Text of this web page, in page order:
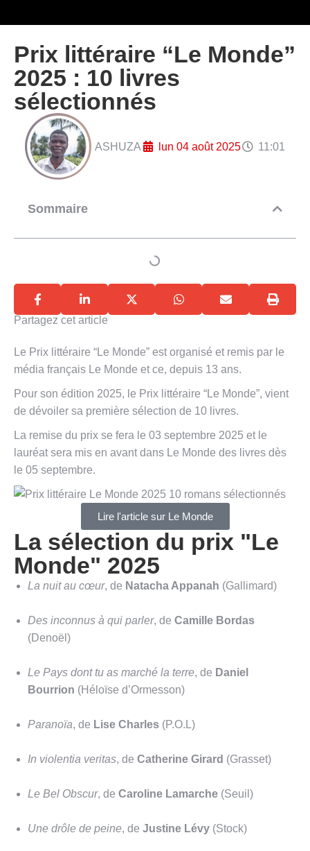
Prix littéraire “Le Monde”
2025 : 10 livres
sélectionnés
ASHUZA lun 04 août 2025 11:01
Sommaire
Partagez cet article
Le Prix littéraire “Le Monde” est organisé et remis par le
média français Le Monde et ce, depuis 13 ans.
Pour son édition 2025, le Prix littéraire “Le Monde”, vient
de dévoiler sa première sélection de 10 livres.
La remise du prix se fera le 03 septembre 2025 et le
lauréat sera mis en avant dans Le Monde des livres dès
le 05 septembre.
Lire l'article sur Le Monde
La sélection du prix "Le
Monde" 2025
La nuit au cœur, de Natacha Appanah (Gallimard)
Des inconnus à qui parler, de Camille Bordas
(Denoël)
Le Pays dont tu as marché la terre, de Daniel
Bourrion (Héloïse d’Ormesson)
Paranoïa, de Lise Charles (P.O.L)
In violentia veritas, de Catherine Girard (Grasset)
Le Bel Obscur, de Caroline Lamarche (Seuil)
Une drôle de peine, de Justine Lévy (Stock)